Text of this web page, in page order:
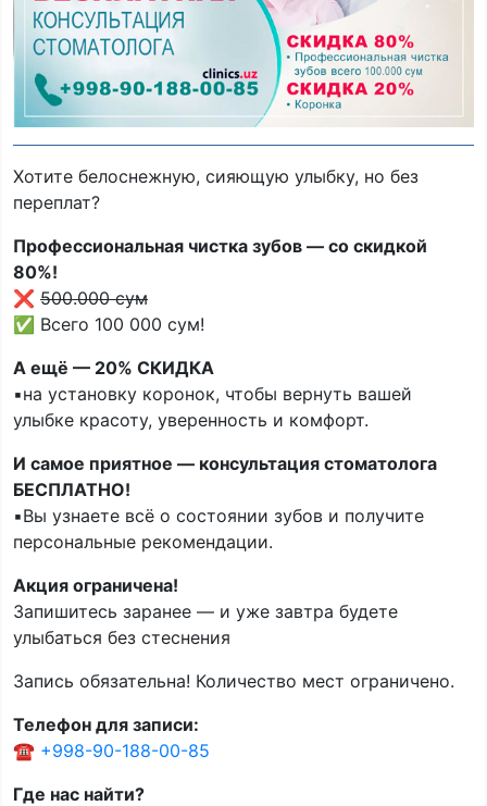
Хотите белоснежную, сияющую улыбку, но без
переплат?
Профессиональная чистка зубов — со скидкой
80%!
❌ 500.000 сум
✅ Всего 100 000 сум!
А ещё — 20% СКИДКА
▪️на установку коронок, чтобы вернуть вашей
улыбке красоту, уверенность и комфорт.
И самое приятное — консультация стоматолога
БЕСПЛАТНО!
▪️Вы узнаете всё о состоянии зубов и получите
персональные рекомендации.
Акция ограничена!
Запишитесь заранее — и уже завтра будете
улыбаться без стеснения
Запись обязательна! Количество мест ограничено.
Телефон для записи:
☎️ +998-90-188-00-85
Где нас найти?